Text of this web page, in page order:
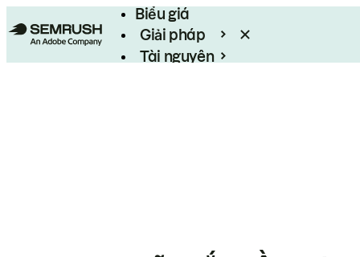
Biểu giá
Giải pháp
Tài nguyên